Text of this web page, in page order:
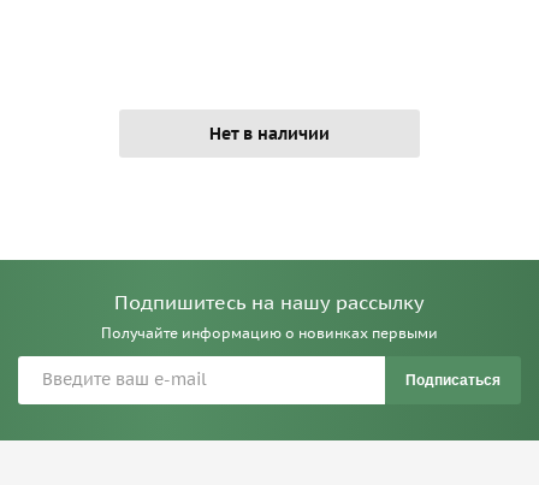
Нет в наличии
Подпишитесь на нашу рассылку
Получайте информацию о новинках первыми
Подписаться